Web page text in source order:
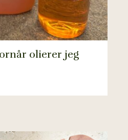
olierer jeg